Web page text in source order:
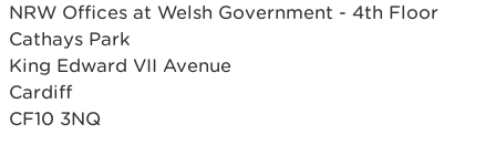
NRW Offices at Welsh Government - 4th Floor
Cathays Park
King Edward VII Avenue
Cardiff
CF10 3NQ